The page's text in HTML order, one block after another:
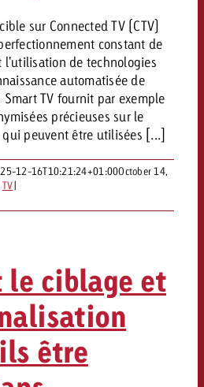
sur Connected TV (CTV)
constant de
l'utilisation de technologies
automatisée de
TV fournit par exemple
précieuses sur le
peuvent être utilisées [...]
12-16T10:21:24+01:00October 14,
TV|
le ciblage et
être